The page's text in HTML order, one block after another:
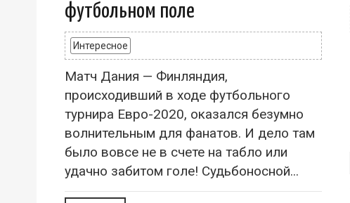
футбольном поле
Интересное
Матч Дания — Финляндия,
происходивший в ходе футбольного
турнира Евро-2020, оказался безумно
волнительным для фанатов. И дело там
было вовсе не в счете на табло или
удачно забитом голе! Судьбоносной...